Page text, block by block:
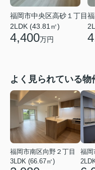
福岡市中央区高砂１丁目
2LDK (43.81㎡)
4,400万円
よく見られている物
福岡市南区向野２丁目
3LDK (66.67㎡)